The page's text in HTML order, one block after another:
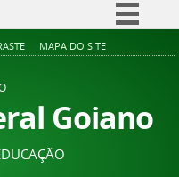
Simplifique!
Acesso à informação
Legislação
MAPA DO SITE
Goiano